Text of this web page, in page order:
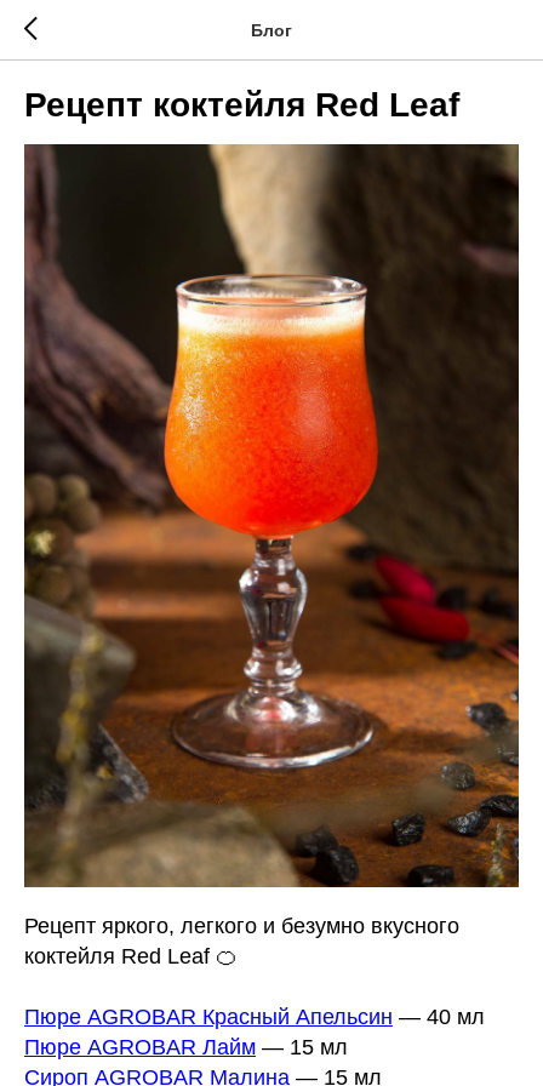
Блог
Рецепт коктейля Red Leaf
Рецепт яркого, легкого и безумно вкусного
коктейля Red Leaf 🍊
Пюре AGROBAR Красный Апельсин — 40 мл
Пюре AGROBAR Лайм — 15 мл
Сироп AGROBAR Малина — 15 мл